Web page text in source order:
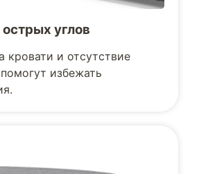
углов
кровати и отсутствие
избежать